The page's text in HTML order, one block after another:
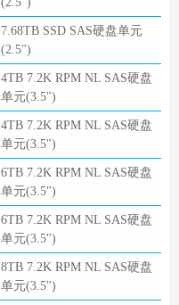
7.68TB SSD SAS硬盘单元
(2.5")
4TB 7.2K RPM NL SAS硬盘
单元(3.5")
4TB 7.2K RPM NL SAS硬盘
单元(3.5")
6TB 7.2K RPM NL SAS硬盘
单元(3.5")
6TB 7.2K RPM NL SAS硬盘
单元(3.5")
8TB 7.2K RPM NL SAS硬盘
单元(3.5")